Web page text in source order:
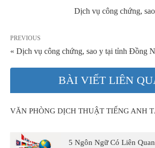
Dịch vụ công chứng,
PREVIOUS
« Dịch vụ công chứng, sao y tại tỉnh Đồng
BÀI VIẾT LIÊN
VĂN PHÒNG DỊCH THUẬT TIẾNG ANH
5 Ngôn Ngữ Có Liên